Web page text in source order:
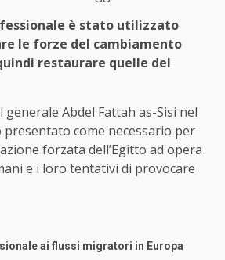
è stato utilizzato
le forze del cambiamento
restaurare quelle del
Abdel Fattah as-Sisi nel
presentato come necessario per
forzata dell’Egitto ad opera
e i loro tentativi di provocare
ai flussi migratori in Europa